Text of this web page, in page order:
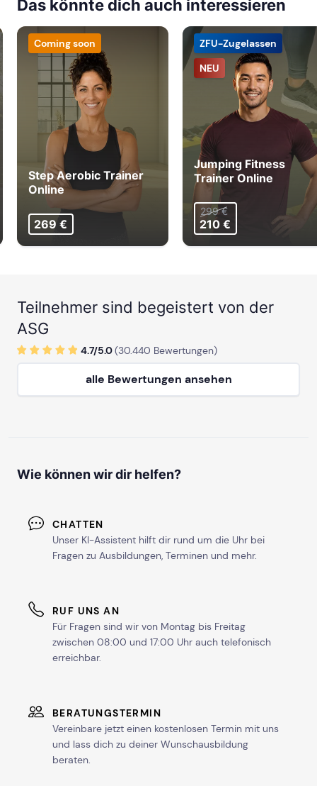
Das könnte dich auch interessieren
Coming soon
Step Aerobic Trainer
Online
269 €
NEU
ZFU-Zugelassen
Jumping Fitness
Trainer Online
299 €
210 €
Teilnehmer sind begeistert von der
ASG
4.7/5.0(30.440 Bewertungen)
alle Bewertungen ansehen
Wie können wir dir helfen?
CHATTEN
Unser KI-Assistent hilft dir rund um die Uhr bei
Fragen zu Ausbildungen, Terminen und mehr.
RUF UNS AN
Für Fragen sind wir von Montag bis Freitag
zwischen 08:00 und 17:00 Uhr auch telefonisch
erreichbar.
BERATUNGSTERMIN
Vereinbare jetzt einen kostenlosen Termin mit uns
und lass dich zu deiner Wunschausbildung
beraten.